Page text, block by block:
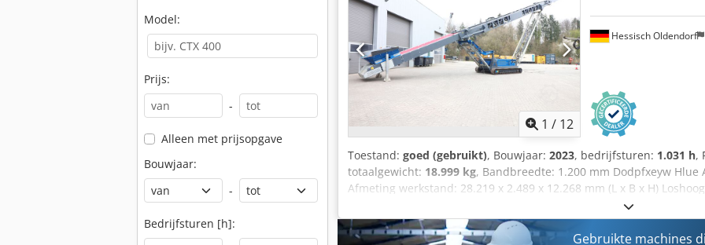
Model:
Prijs:
-
Alleen met prijsopgave
Bouwjaar:
-
Bedrijfsturen [h]:
1 / 12
Hessisch Oldendorf
Toestand: goed (gebruikt), Bouwjaar: 2023, bedrijfsturen: 1.031 h,
totaalgewicht: 18.999 kg, Bandbreedte: 1.200 mm Dodpfxeyw Hlue
Afmeting werkstand: 28.219 x 2.489 x 12.268 mm (L x B x H)
Motorfabrikant: Cat C2.8 Bedrijfsgewicht: 18.999 kg
H) Motorvermogen: 55 kW Capaciteit: ca. 700 t/uur
Gebruikte machines